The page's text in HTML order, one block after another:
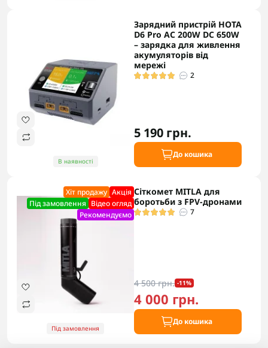
В наявності
Зарядний пристрій HOTA
D6 Pro AC 200W DC 650W
– зарядка для живлення
акумуляторів від
мережі
2
5 190 грн.
До кошика
Хіт продажу Акцiя
Під замовлення Відео огляд
Рекомендуємо
Під замовлення
Сіткомет MITLA для
боротьби з FPV-дронами
7
4 500 грн. -11%
4 000 грн.
До кошика